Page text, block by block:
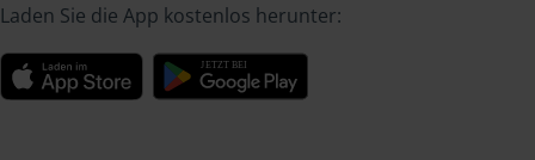
Laden Sie die App kostenlos herunter: